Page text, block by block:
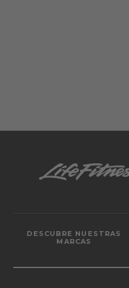
DESCUBRE NUESTRAS
MARCAS